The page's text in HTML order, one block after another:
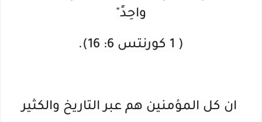
واحِدً"
( 1 كورنتس 6: 16).
ان كل المؤمنين هم عبر التاريخ والكثير